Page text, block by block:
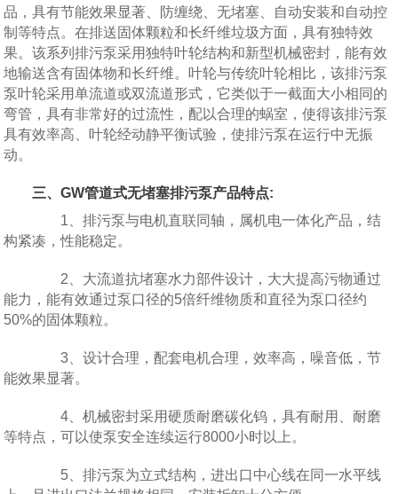
品，具有节能效果显著、防缠绕、无堵塞、自动安装和自动控
制等特点。在排送固体颗粒和长纤维垃圾方面，具有独特效
果。该系列排污泵采用独特叶轮结构和新型机械密封，能有效
地输送含有固体物和长纤维。叶轮与传统叶轮相比，该排污泵
泵叶轮采用单流道或双流道形式，它类似于一截面大小相同的
弯管，具有非常好的过流性，配以合理的蜗室，使得该排污泵
具有效率高、叶轮经动静平衡试验，使排污泵在运行中无振
动。
三、GW管道式无堵塞排污泵产品特点:
1、排污泵与电机直联同轴，属机电一体化产品，结
构紧凑，性能稳定。
2、大流道抗堵塞水力部件设计，大大提高污物通过
能力，能有效通过泵口径的5倍纤维物质和直径为泵口径约
50%的固体颗粒。
3、设计合理，配套电机合理，效率高，噪音低，节
能效果显著。
4、机械密封采用硬质耐磨碳化钨，具有耐用、耐磨
等特点，可以使泵安全连续运行8000小时以上。
5、排污泵为立式结构，进出口中心线在同一水平线